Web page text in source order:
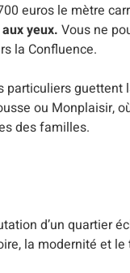
euros le mètre
yeux. Vous ne
la Confluence.
guettent
ou Monplaisir,
des familles.
d’un quartier
la modernité et